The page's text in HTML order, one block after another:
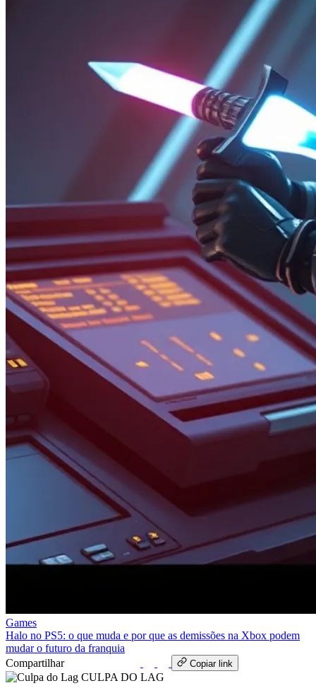
Games
Halo no PS5: o que muda e por que as demissões na Xbox podem
mudar o futuro da franquia
Compartilhar
Copiar link
CULPA DO LAG